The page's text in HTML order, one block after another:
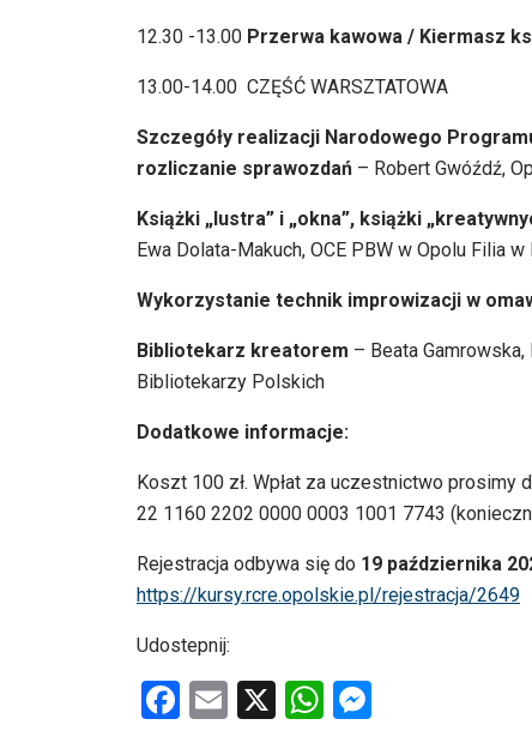
12.30 -13.00 Przerwa kawowa / Kiermasz
13.00-14.00 CZĘŚĆ WARSZTATOWA
Szczegóły realizacji Narodowego
rozliczanie sprawozdań – Robert Gwóźdź,
Książki „lustra” i „okna”, książki
Ewa Dolata-Makuch, OCE PBW w Opolu Filia
Wykorzystanie technik improwizacji w
Bibliotekarz kreatorem – Beata
Bibliotekarzy Polskich
Dodatkowe informacje:
Koszt 100 zł. Wpłat za uczestnictwo prosimy
22 1160 2202 0000 0003 1001 7743
Rejestracja odbywa się do 19 października
https://kursy.rcre.opolskie.pl/rejestracja/2649
Udostepnij:
F
E
X
W